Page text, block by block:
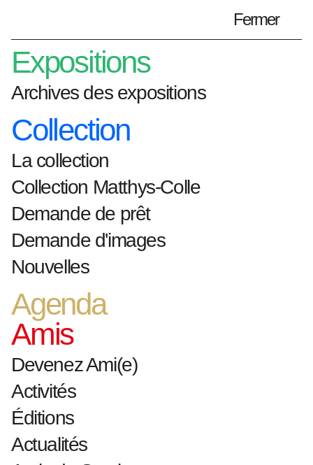
fr
Fermer
Expositions
Archives des expositions
Collection
La collection
Collection Matthys-Colle
Demande de prêt
Demande d'images
Nouvelles
Agenda
Amis
Devenez Ami(e)
Activités
Éditions
Actualités
Home ouvrages-d-art
Buffoni
1968
olieverf op doek
h. 200cm x b. 140cm
1975 overdracht
Collectionnumber : 836
Devenez un Ami du S.M.A.K.